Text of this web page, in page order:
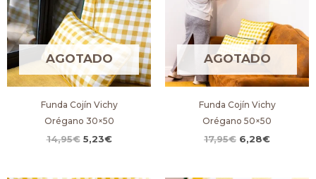
AGOTADO
Funda Cojín Vichy
Orégano 30×50
14,95€ 5,23€
AGOTADO
Funda Cojín Vichy
Orégano 50×50
17,95€ 6,28€